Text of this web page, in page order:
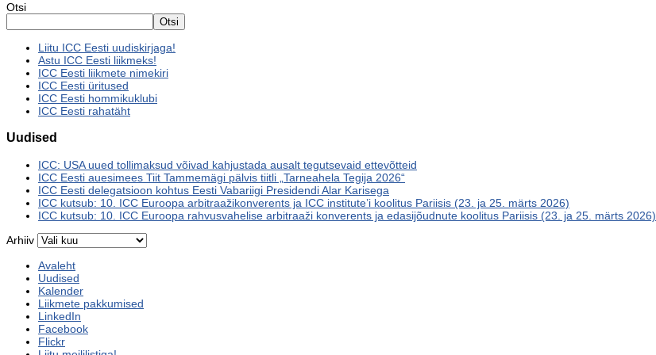
Otsi
Otsi
Liitu ICC Eesti uudiskirjaga!
Astu ICC Eesti liikmeks!
ICC Eesti liikmete nimekiri
ICC Eesti üritused
ICC Eesti hommikuklubi
ICC Eesti rahatäht
Uudised
ICC: USA uued tollimaksud võivad kahjustada ausalt tegutsevaid ettevõtteid
ICC Eesti auesimees Tiit Tammemägi pälvis tiitli „Tarneahela Tegija 2026“
ICC Eesti delegatsioon kohtus Eesti Vabariigi Presidendi Alar Karisega
ICC kutsub: 10. ICC Euroopa arbitraažikonverents ja ICC institute’i koolitus Pariisis (23. ja 25. märts 2026)
ICC kutsub: 10. ICC Euroopa rahvusvahelise arbitraaži konverents ja edasijõudnute koolitus Pariisis (23. ja 25. märts 2026)
Arhiiv
Avaleht
Uudised
Kalender
Liikmete pakkumised
LinkedIn
Facebook
Flickr